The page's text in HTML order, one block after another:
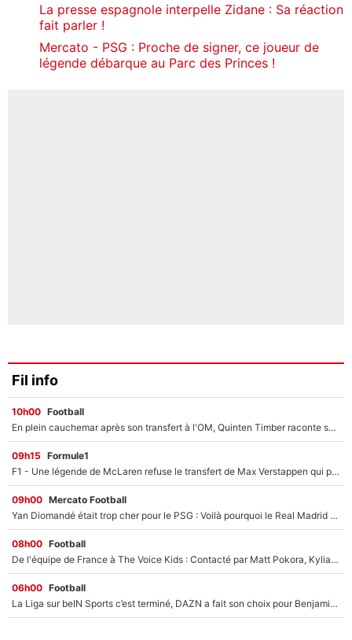
La presse espagnole interpelle Zidane : Sa réaction
fait parler !
Mercato - PSG : Proche de signer, ce joueur de
légende débarque au Parc des Princes !
Fil info
10h00 Football
En plein cauchemar après son transfert à l'OM, Quinten Timber raconte ses doutes après sa signature à Marseille
09h15 Formule1
F1 - Une légende de McLaren refuse le transfert de Max Verstappen qui pourrait «faire des vagues» et plomber l'ambiance dans l'équipe
09h00 Mercato Football
Yan Diomandé était trop cher pour le PSG : Voilà pourquoi le Real Madrid a accepté de payer la somme record de 140M€ pour boucler son transfert !
08h00 Football
De l'équipe de France à The Voice Kids : Contacté par Matt Pokora, Kylian Mbappé a accepté de jouer un rôle inédit sur TF1 !
06h00 Football
La Liga sur beIN Sports c’est terminé, DAZN a fait son choix pour Benjamin Da Silva et Omar Da Fonseca !